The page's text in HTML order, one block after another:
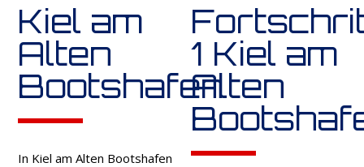
Kiel am
Alten
Bootshafen
In Kiel am Alten Bootshafen
1 Kiel am
Alten